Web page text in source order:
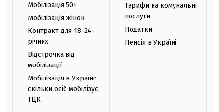
Мобілізація 50+
Мобілізація жінок
Контракт для 18-24-
річних
Відстрочка від
мобілізації
Мобілізація в Україні:
скільки осіб мобілізує
ТЦК
Тарифи на комунальні
послуги
Податки
Пенсія в Україні